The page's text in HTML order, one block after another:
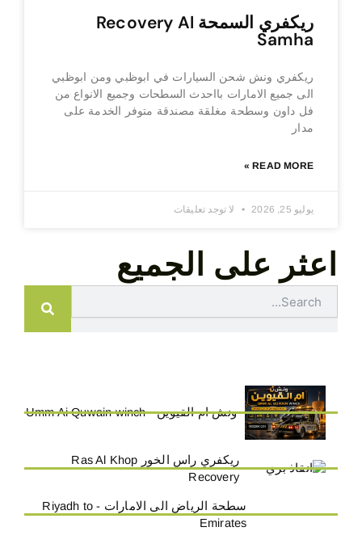
ريكفري السمحة Recovery Al
Samha
ريكفري ونش شحن السيارات في ابوظبي ومن ابوظبي
الى جميع الامارات بااحدث السطحات وجميع الانواع من
فل داون وسطحة مغلقة مصندقة متوفر الخدمة على
مدار
READ MORE »
يوليو 25, 2026 لا توجد تعليقات
اعثر على الجميع
ونش ام القيوين - Umm Ai Quwain winch
ريكفري راس الخور Ras Al Khop
Recovery
سطحة الرياض الى الامارات - Riyadh to
Emirates